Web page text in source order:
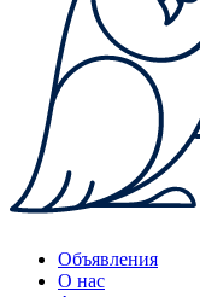
Объявления
О нас